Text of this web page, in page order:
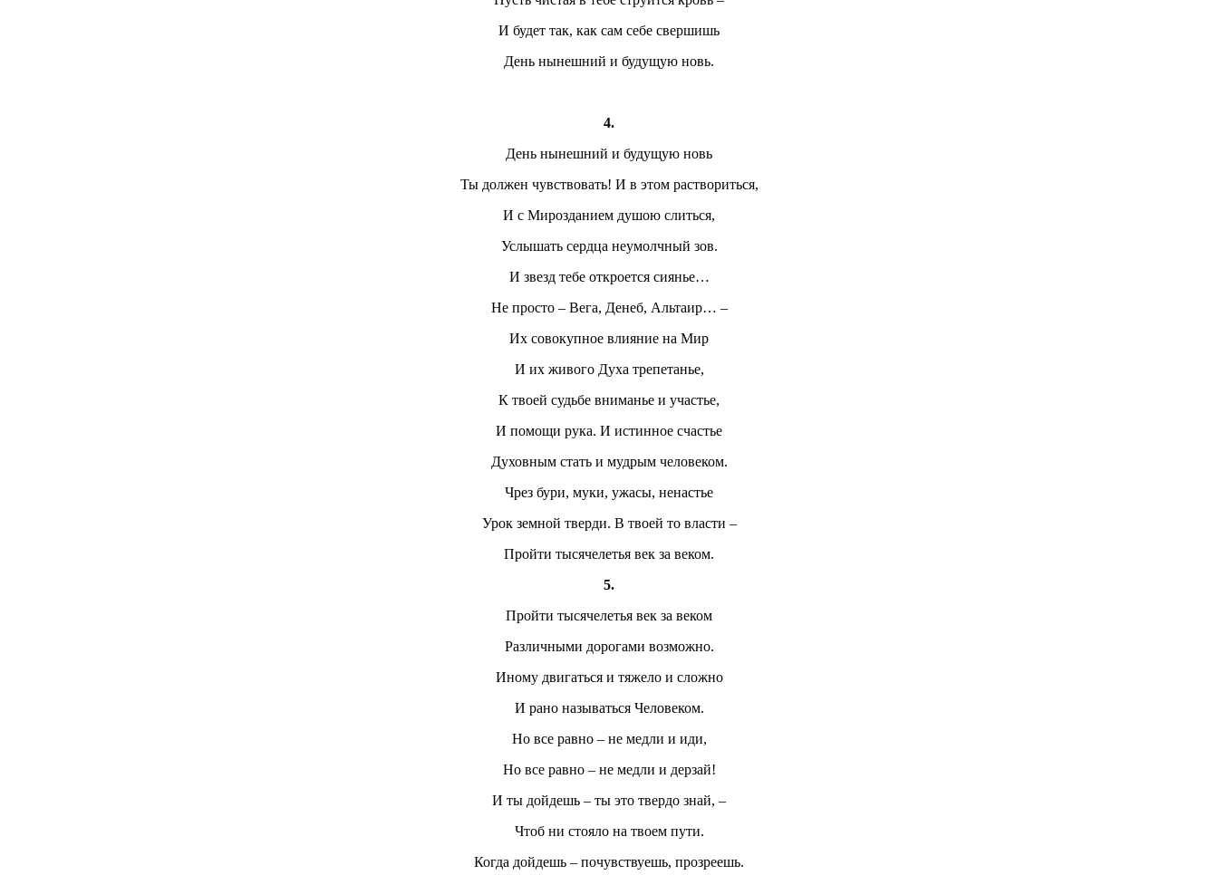
И будет так, как сам себе свершишь
День нынешний и будущую новь.
4.
День нынешний и будущую новь
Ты должен чувствовать! И в этом раствориться,
И с Мирозданием душою слиться,
Услышать сердца неумолчный зов.
И звезд тебе откроется сиянье…
Не просто – Вега, Денеб, Альтаир… –
Их совокупное влияние на Мир
И их живого Духа трепетанье,
К твоей судьбе вниманье и участье,
И помощи рука. И истинное счастье
Духовным стать и мудрым человеком.
Чрез бури, муки, ужасы, ненастье
Урок земной тверди. В твоей то власти –
Пройти тысячелетья век за веком.
5.
Пройти тысячелетья век за веком
Различными дорогами возможно.
Иному двигаться и тяжело и сложно
И рано называться Человеком.
Но все равно – не медли и иди,
Но все равно – не медли и дерзай!
И ты дойдешь – ты это твердо знай, –
Чтоб ни стояло на твоем пути.
Когда дойдешь – почувствуешь, прозреешь.